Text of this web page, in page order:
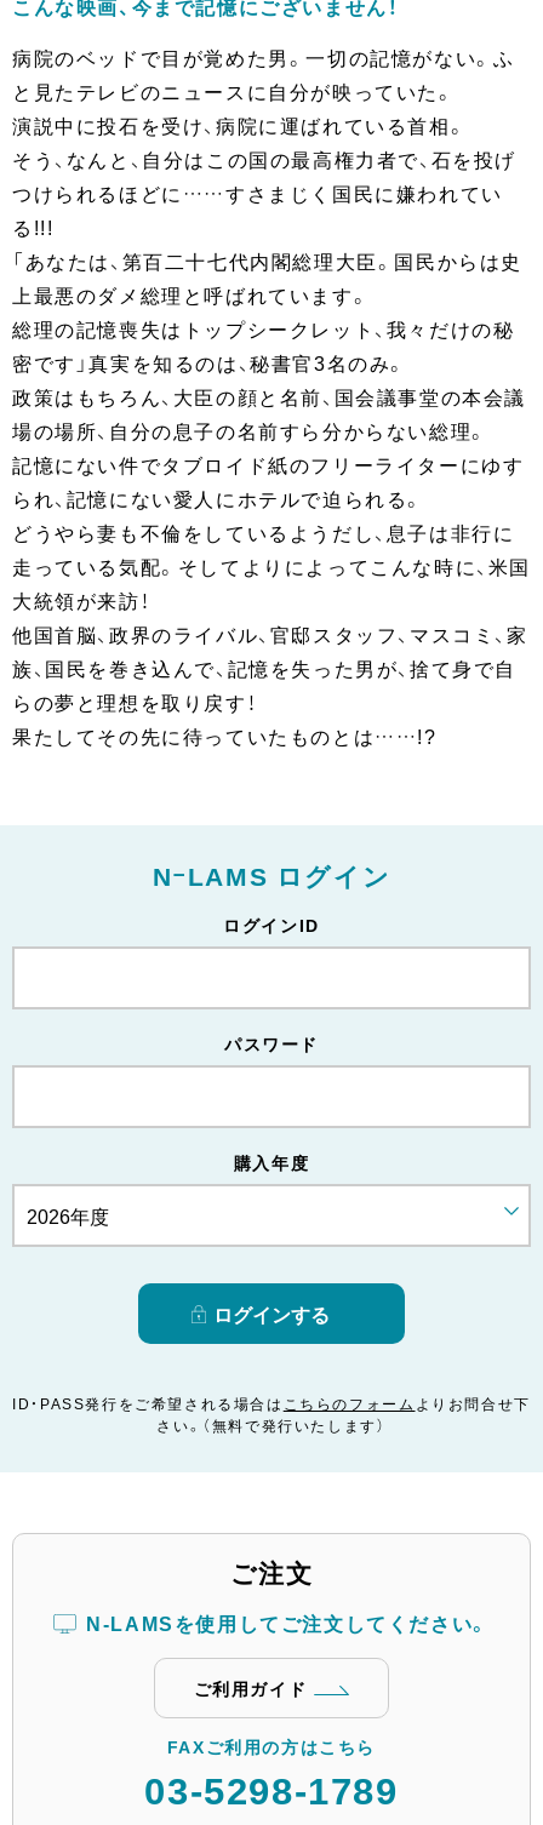
こんな映画、今まで記憶にございません！
病院のベッドで目が覚めた男。一切の記憶がない。ふ
と見たテレビのニュースに自分が映っていた。
演説中に投石を受け、病院に運ばれている首相。
そう、なんと、自分はこの国の最高権力者で、石を投げ
つけられるほどに……すさまじく国民に嫌われてい
る!!!
「あなたは、第百二十七代内閣総理大臣。国民からは史
上最悪のダメ総理と呼ばれています。
総理の記憶喪失はトップシークレット、我々だけの秘
密です」真実を知るのは、秘書官3名のみ。
政策はもちろん、大臣の顔と名前、国会議事堂の本会議
場の場所、自分の息子の名前すら分からない総理。
記憶にない件でタブロイド紙のフリーライターにゆす
られ、記憶にない愛人にホテルで迫られる。
どうやら妻も不倫をしているようだし、息子は非行に
走っている気配。そしてよりによってこんな時に、米国
大統領が来訪！
他国首脳、政界のライバル、官邸スタッフ、マスコミ、家
族、国民を巻き込んで、記憶を失った男が、捨て身で自
らの夢と理想を取り戻す！
果たしてその先に待っていたものとは……!?
NｰLAMS ログイン
ログインID
パスワード
購入年度
ID・PASS発行をご希望される場合は こちらのフォーム よりお問合せ下
さい。（無料で発行いたします）
ご注文
N-LAMSを使用してご注文してください。
ご利用ガイド
FAXご利用の方はこちら
03-5298-1789